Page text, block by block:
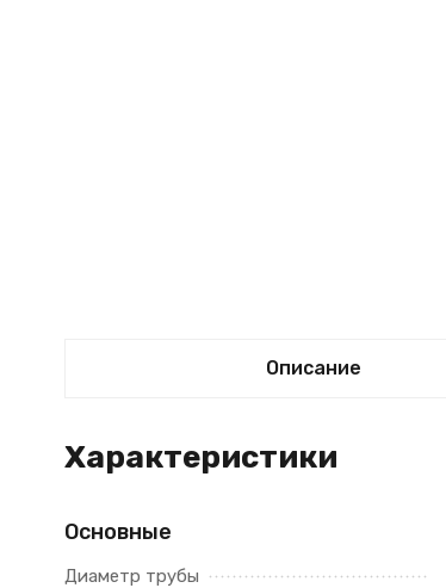
Описание
Характеристики
Основные
Диаметр трубы